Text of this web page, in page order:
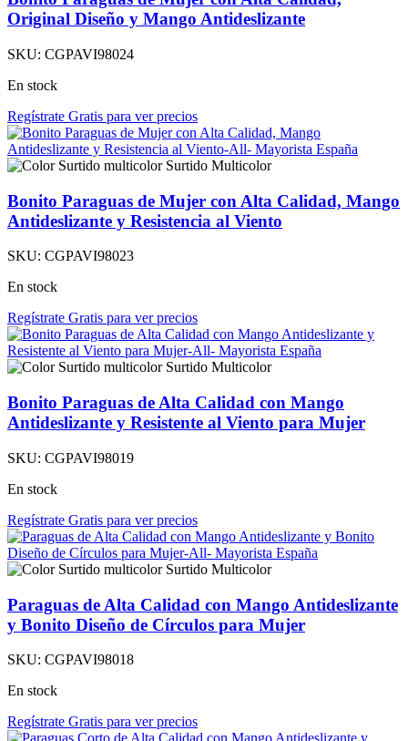
Original Diseño y Mango Antideslizante
SKU: CGPAVI98024
En stock
Regístrate Gratis para ver precios
Surtido Multicolor
Bonito Paraguas de Mujer con Alta Calidad, Mango
Antideslizante y Resistencia al Viento
SKU: CGPAVI98023
En stock
Regístrate Gratis para ver precios
Surtido Multicolor
Bonito Paraguas de Alta Calidad con Mango
Antideslizante y Resistente al Viento para Mujer
SKU: CGPAVI98019
En stock
Regístrate Gratis para ver precios
Surtido Multicolor
Paraguas de Alta Calidad con Mango Antideslizante
y Bonito Diseño de Círculos para Mujer
SKU: CGPAVI98018
En stock
Regístrate Gratis para ver precios